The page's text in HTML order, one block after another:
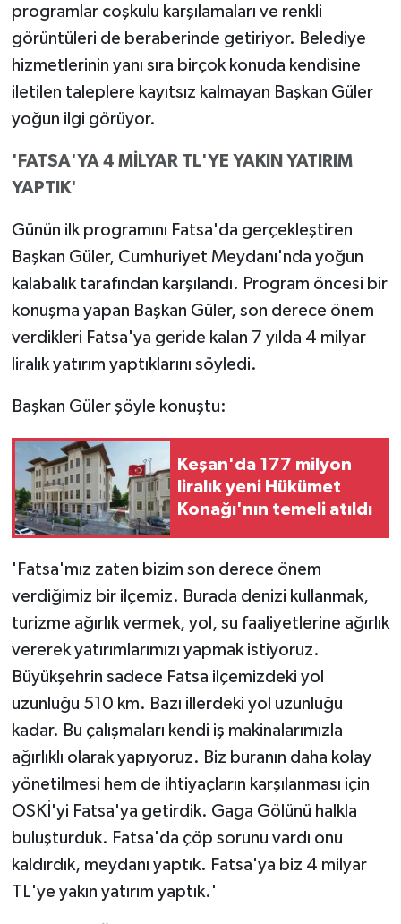
programlar coşkulu karşılamaları ve renkli
görüntüleri de beraberinde getiriyor. Belediye
hizmetlerinin yanı sıra birçok konuda kendisine
iletilen taleplere kayıtsız kalmayan Başkan Güler
yoğun ilgi görüyor.
'FATSA'YA 4 MİLYAR TL'YE YAKIN YATIRIM
YAPTIK'
Günün ilk programını Fatsa'da gerçekleştiren
Başkan Güler, Cumhuriyet Meydanı'nda yoğun
kalabalık tarafından karşılandı. Program öncesi bir
konuşma yapan Başkan Güler, son derece önem
verdikleri Fatsa'ya geride kalan 7 yılda 4 milyar
liralık yatırım yaptıklarını söyledi.
Başkan Güler şöyle konuştu:
Keşan'da 177 milyon
liralık yeni Hükümet
Konağı'nın temeli atıldı
'Fatsa'mız zaten bizim son derece önem
verdiğimiz bir ilçemiz. Burada denizi kullanmak,
turizme ağırlık vermek, yol, su faaliyetlerine ağırlık
vererek yatırımlarımızı yapmak istiyoruz.
Büyükşehrin sadece Fatsa ilçemizdeki yol
uzunluğu 510 km. Bazı illerdeki yol uzunluğu
kadar. Bu çalışmaları kendi iş makinalarımızla
ağırlıklı olarak yapıyoruz. Biz buranın daha kolay
yönetilmesi hem de ihtiyaçların karşılanması için
OSKİ'yi Fatsa'ya getirdik. Gaga Gölünü halkla
buluşturduk. Fatsa'da çöp sorunu vardı onu
kaldırdık, meydanı yaptık. Fatsa'ya biz 4 milyar
TL'ye yakın yatırım yaptık.'